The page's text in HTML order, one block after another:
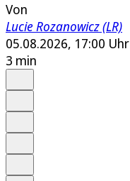
Von
Lucie Rozanowicz (LR)
05.08.2026, 17:00 Uhr
3 min